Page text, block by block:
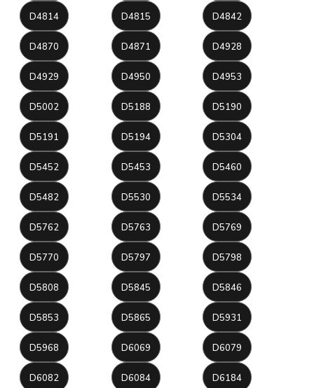
D4814 D4815 D4842
D4870 D4871 D4928
D4929 D4950 D4953
D5002 D5188 D5190
D5191 D5194 D5304
D5452 D5453 D5460
D5482 D5530 D5534
D5762 D5763 D5769
D5770 D5797 D5798
D5808 D5845 D5846
D5853 D5865 D5931
D5968 D6069 D6079
D6082 D6084 D6184